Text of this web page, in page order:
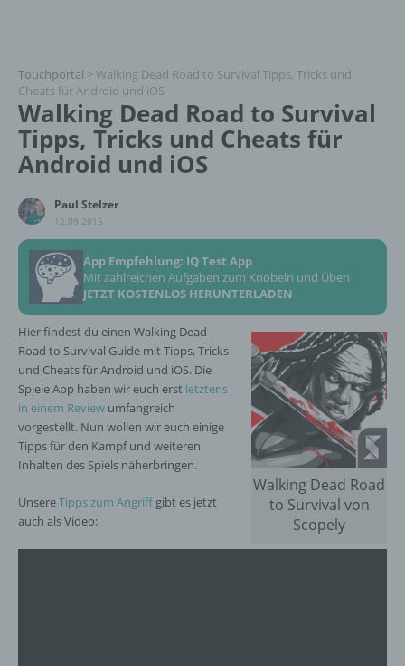
Touchportal > Walking Dead Road to Survival Tipps, Tricks und
Cheats für Android und iOS
Walking Dead Road to Survival
Tipps, Tricks und Cheats für
Android und iOS
Paul Stelzer
12.09.2015
App Empfehlung: IQ Test App
Mit zahlreichen Aufgaben zum Knobeln und Üben
JETZT KOSTENLOS HERUNTERLADEN
Walking Dead Road
to Survival von
Scopely
Hier findest du einen Walking Dead
Road to Survival Guide mit Tipps, Tricks
und Cheats für Android und iOS. Die
Spiele App haben wir euch erst letztens
in einem Review umfangreich
vorgestellt. Nun wollen wir euch einige
Tipps für den Kampf und weiteren
Inhalten des Spiels näherbringen.
UnsereTipps zum Angriff gibt es jetzt
auch als Video: